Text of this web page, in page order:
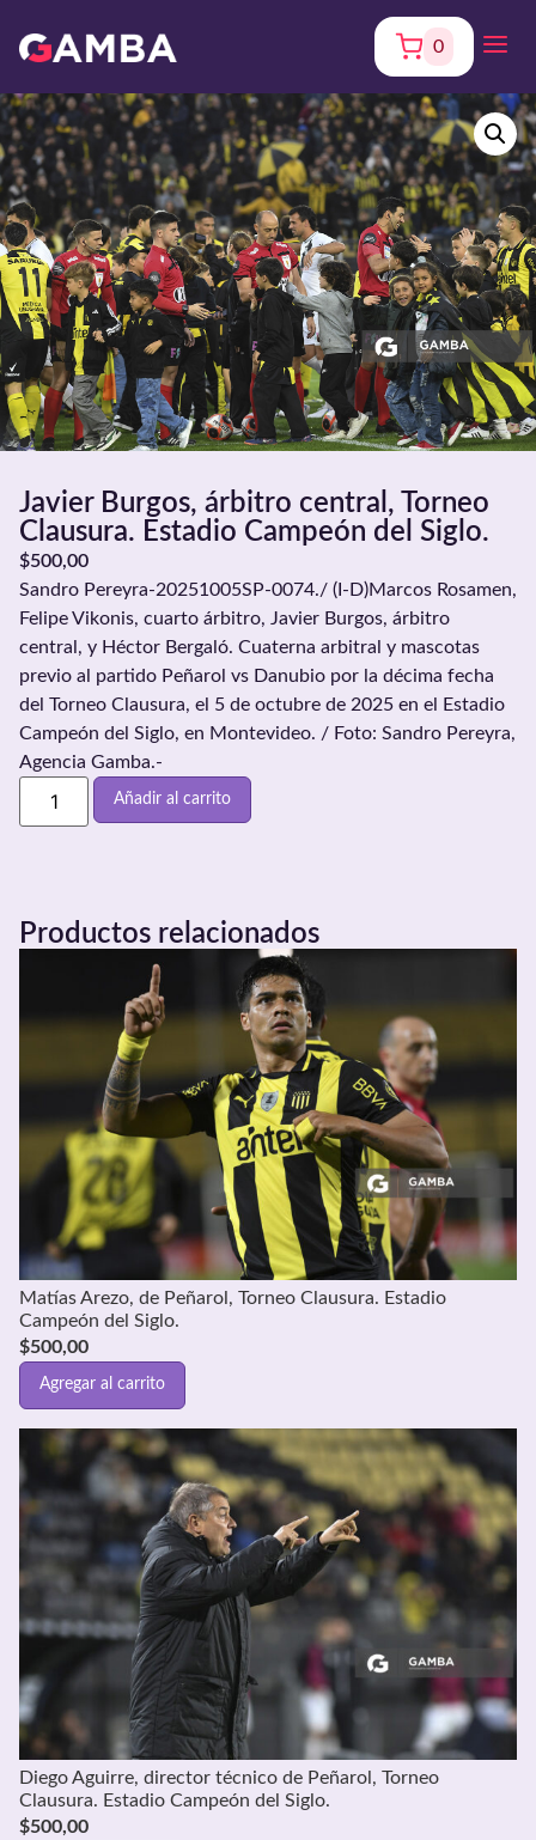
0
Javier Burgos, árbitro central, Torneo
Clausura. Estadio Campeón del Siglo.
$500,00
Sandro Pereyra-20251005SP-0074./ (I-D)Marcos Rosamen,
Felipe Vikonis, cuarto árbitro, Javier Burgos, árbitro
central, y Héctor Bergaló. Cuaterna arbitral y mascotas
previo al partido Peñarol vs Danubio por la décima fecha
del Torneo Clausura, el 5 de octubre de 2025 en el Estadio
Campeón del Siglo, en Montevideo. / Foto: Sandro Pereyra,
Agencia Gamba.-
Añadir al carrito
Productos relacionados
Matías Arezo, de Peñarol, Torneo Clausura. Estadio
Campeón del Siglo.
$500,00
Agregar al carrito
Diego Aguirre, director técnico de Peñarol, Torneo
Clausura. Estadio Campeón del Siglo.
$500,00